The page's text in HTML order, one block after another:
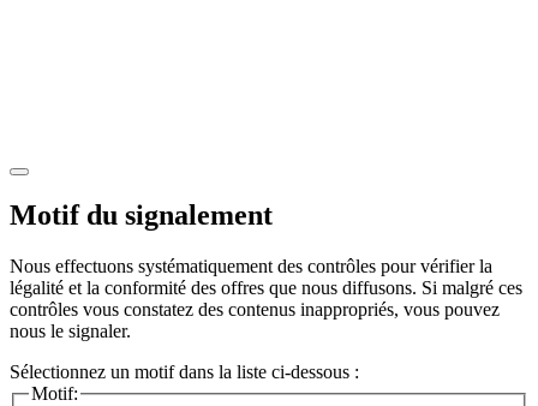
Motif du signalement
Nous effectuons systématiquement des contrôles pour vérifier la
légalité et la conformité des offres que nous diffusons. Si malgré ces
contrôles vous constatez des contenus inappropriés, vous pouvez
nous le signaler.
Sélectionnez un motif dans la liste ci-dessous :
Motif: